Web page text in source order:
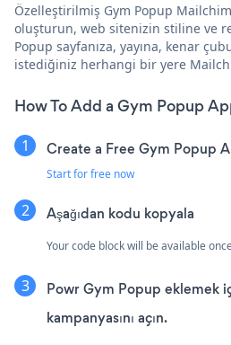
Özelleştirilmiş Gym Popup
oluşturun, web sitenizin stiline ve
Popup sayfanıza, yayına, kenar
istediğiniz herhangi bir yere
How To Add a Gym Popup
Create a Free Gym Popup
Start for free now
Aşağıdan kodu kopyala
Your code block will be available
Powr Gym Popup eklemek
kampanyasını açın.